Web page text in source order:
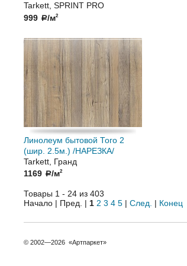
Tarkett, SPRINT PRO
999 a/м2
Линолеум бытовой Того 2
(шир. 2.5м.) /НАРЕЗКА/
Tarkett, Гранд
1169 a/м2
Товары 1 - 24 из 403
Начало | Пред. | 1 2 3 4 5 | След. | Конец
© 2002—2026 «Артпаркет»